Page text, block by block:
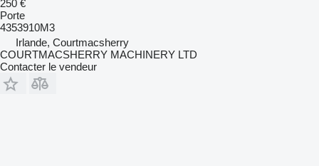
250 €
Porte
4353910M3
Irlande, Courtmacsherry
COURTMACSHERRY MACHINERY LTD
Contacter le vendeur